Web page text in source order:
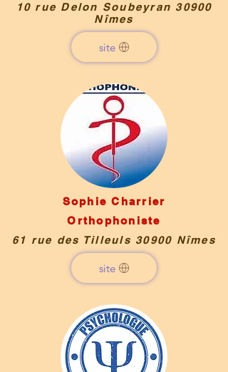
10 rue Delon Soubeyran 30900
Nîmes
site
Sophie Charrier
Orthophoniste
61 rue des Tilleuls 30900 Nîmes
site